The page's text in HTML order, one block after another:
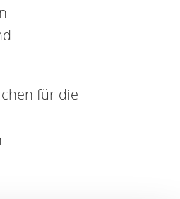
für die